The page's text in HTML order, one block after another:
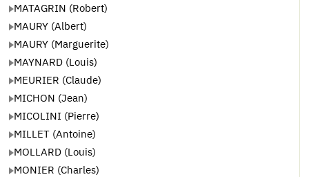
MATAGRIN (Robert)
MAURY (Albert)
MAURY (Marguerite)
MAYNARD (Louis)
MEURIER (Claude)
MICHON (Jean)
MICOLINI (Pierre)
MILLET (Antoine)
MOLLARD (Louis)
MONIER (Charles)